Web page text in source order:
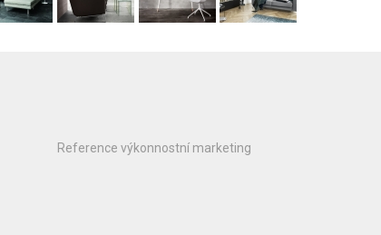
Reference výkonnostní marketing